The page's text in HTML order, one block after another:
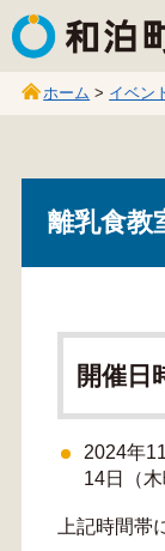
和泊町
ホーム > イベン
離乳食教
開催日
2024年
14日（
上記時間帯